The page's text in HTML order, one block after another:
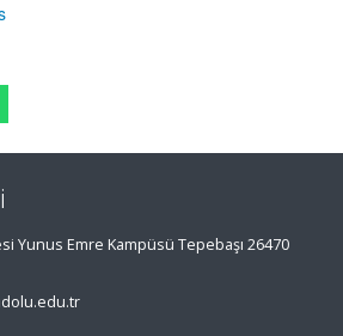
Yunus Emre Kampüsü Tepebaşı 26470